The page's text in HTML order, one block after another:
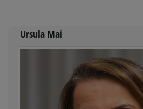
Ursula Mai